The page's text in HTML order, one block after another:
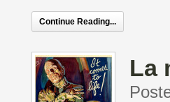
Continue Reading...
La